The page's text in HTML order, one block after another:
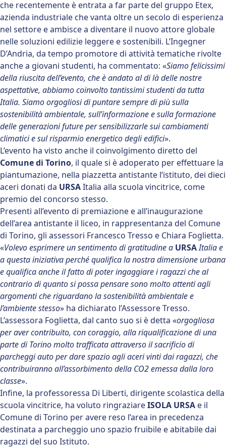
che recentemente è entrata a far parte del gruppo Etex,
azienda industriale che vanta oltre un secolo di esperienza
nel settore e ambisce a diventare il nuovo attore globale
nelle soluzioni edilizie leggere e sostenibili. L’Ingegner
D’Andria, da tempo promotore di attività tematiche rivolte
anche a giovani studenti, ha commentato: «Siamo felicissimi
della riuscita dell’evento, che è andato al di là delle nostre
aspettative, abbiamo coinvolto tantissimi studenti da tutta
Italia. Siamo orgogliosi di puntare sempre di più sulla
sostenibilità ambientale, sull’informazione e sulla formazione
delle generazioni future per sensibilizzarle sui cambiamenti
climatici e sul risparmio energetico degli edifici».
L’evento ha visto anche il coinvolgimento diretto del
Comune di Torino, il quale si è adoperato per effettuare la
piantumazione, nella piazzetta antistante l’istituto, dei dieci
aceri donati da URSAItalia alla scuola vincitrice, come
premio del concorso stesso.
Presenti all’evento di premiazione e all’inaugurazione
dell’area antistante il liceo, in rappresentanza del Comune
di Torino, gli assessori Francesco Tresso e Chiara Foglietta.
«Volevo esprimere un sentimento di gratitudine a URSAItalia e
a questa iniziativa perché qualifica la nostra dimensione urbana
e qualifica anche il fatto di poter ingaggiare i ragazzi che al
contrario di quanto si possa pensare sono molto attenti agli
argomenti che riguardano la sostenibilità ambientale e
l’ambiente stesso» ha dichiarato l’Assessore Tresso.
L’assessora Foglietta, dal canto suo si è detta «orgogliosa
per aver contribuito, con coraggio, alla riqualificazione di una
parte di Torino molto trafficata attraverso il sacrificio di
parcheggi auto per dare spazio agli aceri vinti dai ragazzi, che
contribuiranno all’assorbimento della CO2 emessa dalla loro
classe».
Infine, la professoressa Di Liberti, dirigente scolastica della
scuola vincitrice, ha voluto ringraziareISOLA URSA e il
Comune di Torino per avere reso l’area in precedenza
destinata a parcheggio uno spazio fruibile e abitabile dai
ragazzi del suo Istituto.